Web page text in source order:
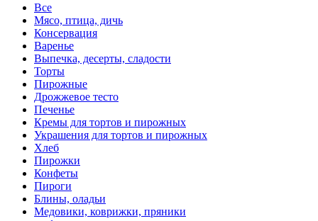
Все
Мясо, птица, дичь
Консервация
Варенье
Выпечка, десерты, сладости
Торты
Пирожные
Дрожжевое тесто
Печенье
Кремы для тортов и пирожных
Украшения для тортов и пирожных
Хлеб
Пирожки
Конфеты
Пироги
Блины, оладьи
Медовики, коврижки, пряники